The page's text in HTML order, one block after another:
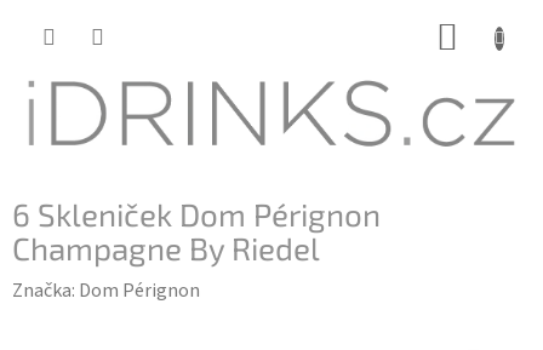
6 Skleniček Dom Pérignon
Champagne By Riedel
Značka: Dom Pérignon